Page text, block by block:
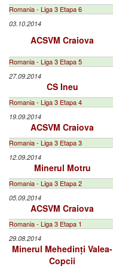
Romania - Liga 3 Etapa 6
03.10.2014
ACSVM Craiova
Romania - Liga 3 Etapa 5
27.09.2014
CS Ineu
Romania - Liga 3 Etapa 4
19.09.2014
ACSVM Craiova
Romania - Liga 3 Etapa 3
12.09.2014
Minerul Motru
Romania - Liga 3 Etapa 2
05.09.2014
ACSVM Craiova
Romania - Liga 3 Etapa 1
29.08.2014
Minerul Mehedinți Valea-
Copcii